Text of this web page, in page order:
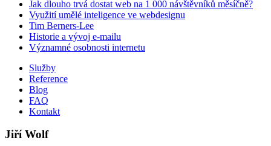
Jak dlouho trvá dostat web na 1 000 návštěvníků měsíčně?
Využití umělé inteligence ve webdesignu
Tim Berners-Lee
Historie a vývoj e-mailu
Významné osobnosti internetu
Služby
Reference
Blog
FAQ
Kontakt
Jiří Wolf